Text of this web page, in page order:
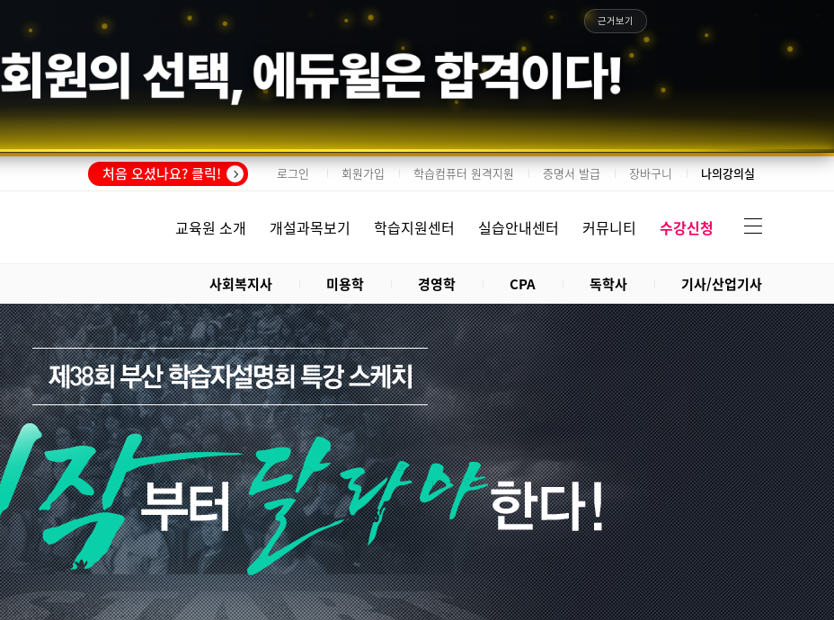
회원의 선택,에듀윌은 합격이다!
근거보기
처음 오셨나요? 클릭! 로그인 회원가입 학습컴퓨터 원격지원 증명서 발급 장바구니 나의강의실
교육원 소개 개설과목보기 학습지원센터 실습안내센터 커뮤니티 수강신청
사회복지사 미용학 경영학 CPA 독학사 기사/산업기사